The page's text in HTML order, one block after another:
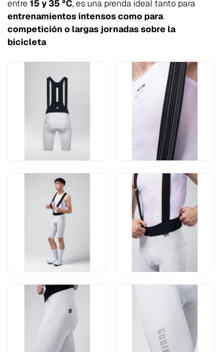
entre 15 y 35 ºC, es una prenda ideal tanto para
entrenamientos intensos como para
competición o largas jornadas sobre la
bicicleta